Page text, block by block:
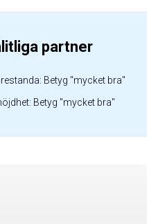
partner
Betyg "mycket bra"
Betyg "mycket bra"